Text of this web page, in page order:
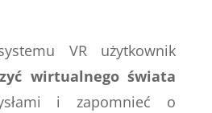
VR użytkownik
wirtualnego świata
i zapomnieć o